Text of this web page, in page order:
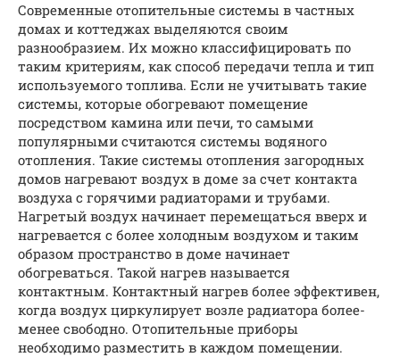
Современные отопительные системы в частных
домах и коттеджах выделяются своим
разнообразием. Их можно классифицировать по
таким критериям, как способ передачи тепла и тип
используемого топлива. Если не учитывать такие
системы, которые обогревают помещение
посредством камина или печи, то самыми
популярными считаются системы водяного
отопления. Такие системы отопления загородных
домов нагревают воздух в доме за счет контакта
воздуха с горячими радиаторами и трубами.
Нагретый воздух начинает перемещаться вверх и
нагревается с более холодным воздухом и таким
образом пространство в доме начинает
обогреваться. Такой нагрев называется
контактным. Контактный нагрев более эффективен,
когда воздух циркулирует возле радиатора более-
менее свободно. Отопительные приборы
необходимо разместить в каждом помещении.